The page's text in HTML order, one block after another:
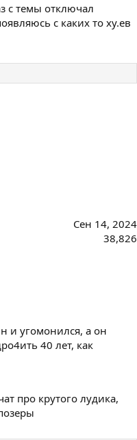
с темы отключал
с каких то ху.ев
Сен 14, 2024
38,826
и угомонился, а он
40 лет, как
про крутого лудика,